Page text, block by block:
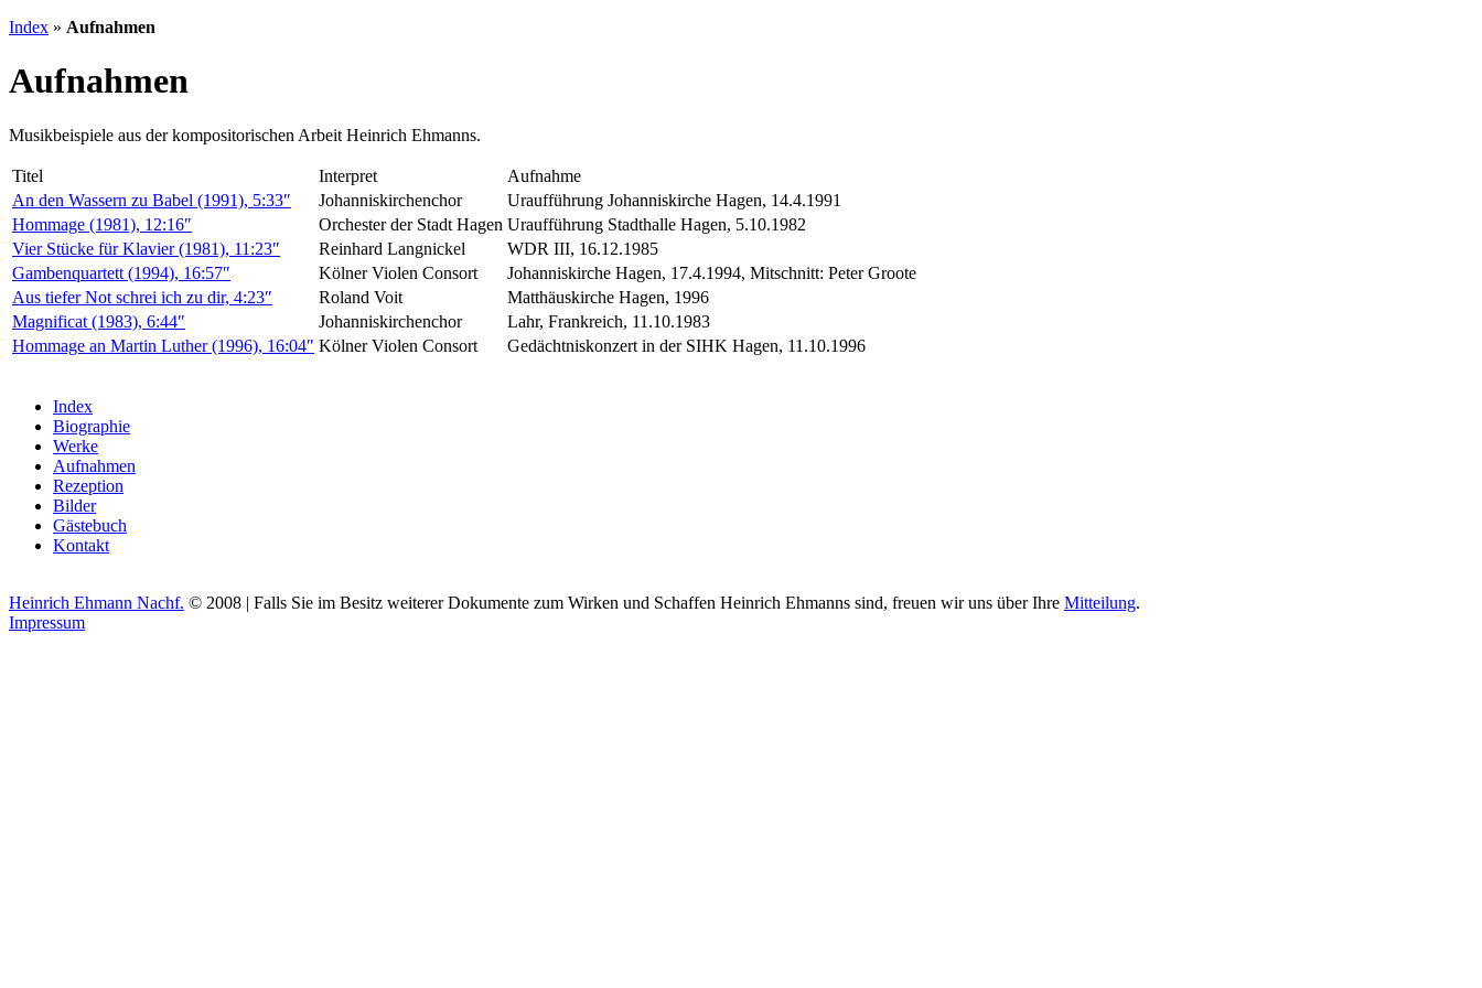
Index » Aufnahmen
Aufnahmen
Musikbeispiele aus der kompositorischen Arbeit Heinrich Ehmanns.
Titel Interpret
Aufnahme
An den Wassern zu Babel (1991), 5:33″
Johanniskirchenchor
Uraufführung Johanniskirche Hagen, 14.4.1991
Hommage (1981), 12:16″
Orchester der Stadt Hagen Uraufführung Stadthalle Hagen, 5.10.1982
Vier Stücke für Klavier (1981), 11:23″
Reinhard Langnickel
WDR III, 16.12.1985
Gambenquartett (1994), 16:57″
Kölner Violen Consort
Johanniskirche Hagen, 17.4.1994, Mitschnitt: Peter Groote
Aus tiefer Not schrei ich zu dir, 4:23″
Roland Voit
Matthäuskirche Hagen, 1996
Magnificat (1983), 6:44″
Johanniskirchenchor
Lahr, Frankreich, 11.10.1983
Hommage an Martin Luther (1996), 16:04″ Kölner Violen Consort Gedächtniskonzert in der SIHK Hagen, 11.10.1996
Index
Biographie
Werke
Aufnahmen
Rezeption
Bilder
Gästebuch
Kontakt
Heinrich Ehmann Nachf. © 2008 | Falls Sie im Besitz weiterer Dokumente zum Wirken und Schaffen Heinrich Ehmanns sind, freuen wir uns über Ihre Mitteilung.
Impressum